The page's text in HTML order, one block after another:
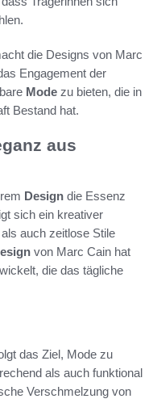
die Designs von Marc
Engagement der
Mode zu bieten, die in
Bestand hat.
aus
Design die Essenz
sich ein kreativer
als auch zeitlose Stile
von Marc Cain hat
die das tägliche
das Ziel, Mode zu
als auch funktional
Verschmelzung von